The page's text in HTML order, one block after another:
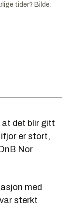
tider? Bilde:
at det blir gitt
er stort,
Nor
med
sterkt